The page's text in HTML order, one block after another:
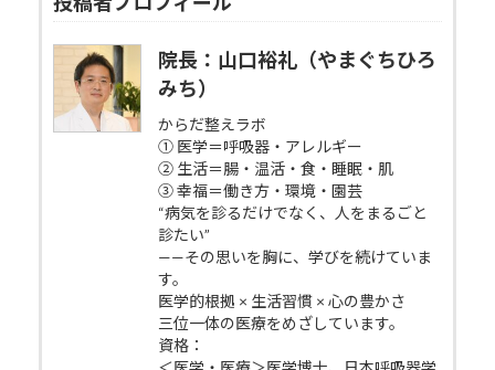
院長：山口裕礼（やまぐちひろ
みち）
からだ整えラボ
① 医学＝呼吸器・アレルギー
② 生活＝腸・温活・食・睡眠・肌
③ 幸福＝働き方・環境・園芸
“病気を診るだけでなく、人をまるごと
診たい”
——その思いを胸に、学びを続けていま
す。
医学的根拠 × 生活習慣 × 心の豊かさ
三位一体の医療をめざしています。
資格：